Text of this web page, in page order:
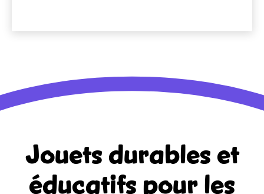
Jouets durables et
éducatifs pour les